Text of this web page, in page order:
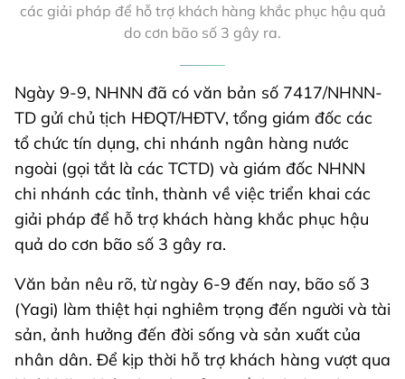
các giải pháp để hỗ trợ khách hàng khắc phục hậu quả
do cơn bão số 3 gây ra.
Ngày 9-9, NHNN đã có văn bản số 7417/NHNN-
TD gửi chủ tịch HĐQT/HĐTV, tổng giám đốc các
tổ chức tín dụng, chi nhánh ngân hàng nước
ngoài (gọi tắt là các TCTD) và giám đốc NHNN
chi nhánh các tỉnh, thành về việc triển khai các
giải pháp để hỗ trợ khách hàng khắc phục hậu
quả do cơn bão số 3 gây ra.
Văn bản nêu rõ, từ ngày 6-9 đến nay, bão số 3
(Yagi) làm thiệt hại nghiêm trọng đến người và tài
sản, ảnh hưởng đến đời sống và sản xuất của
nhân dân. Để kịp thời hỗ trợ khách hàng vượt qua